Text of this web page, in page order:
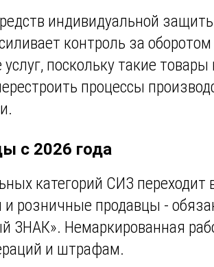
индивидуальной
контроль за
поскольку такие
процессы
с 2026 года
категорий СИЗ
розничные продавцы -
ЗНАК». Немаркированная
и штрафам.